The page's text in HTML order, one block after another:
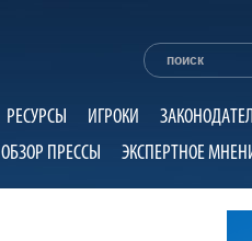
РЕСУРСЫ ИГРОКИ
ОБЗОР ПРЕССЫ ЭКСПЕРТНОЕ